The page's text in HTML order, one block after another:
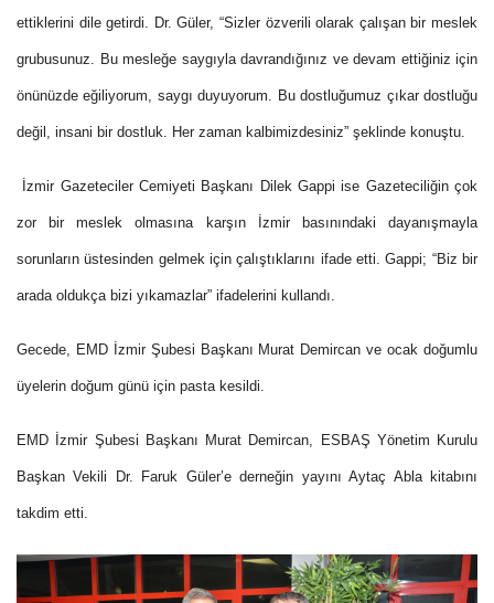
ettiklerini dile getirdi. Dr. Güler, “Sizler özverili olarak çalışan bir meslek
grubusunuz. Bu mesleğe saygıyla davrandığınız ve devam ettiğiniz için
önünüzde eğiliyorum, saygı duyuyorum. Bu dostluğumuz çıkar dostluğu
değil, insani bir dostluk. Her zaman kalbimizdesiniz” şeklinde konuştu.
İzmir Gazeteciler Cemiyeti Başkanı Dilek Gappi ise Gazeteciliğin çok
zor bir meslek olmasına karşın İzmir basınındaki dayanışmayla
sorunların üstesinden gelmek için çalıştıklarını ifade etti. Gappi; “Biz bir
arada oldukça bizi yıkamazlar” ifadelerini kullandı.
Gecede, EMD İzmir Şubesi Başkanı Murat Demircan ve ocak doğumlu
üyelerin doğum günü için pasta kesildi.
EMD İzmir Şubesi Başkanı Murat Demircan, ESBAŞ Yönetim Kurulu
Başkan Vekili Dr. Faruk Güler’e derneğin yayını Aytaç Abla kitabını
takdim etti.